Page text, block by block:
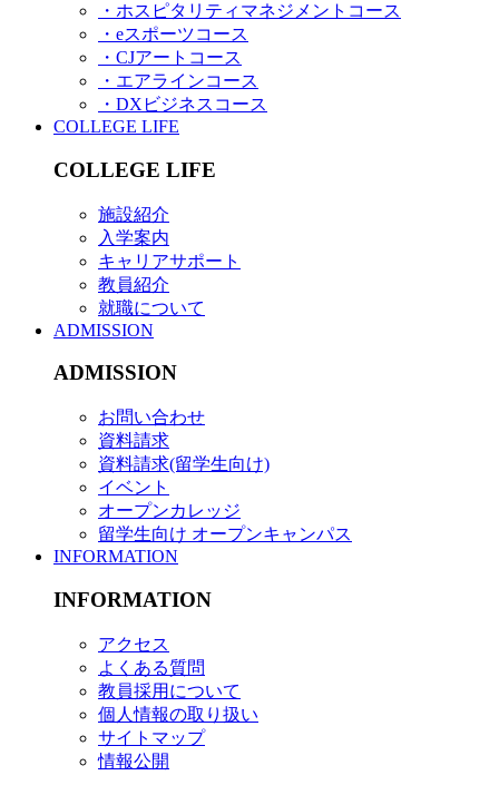
・ホスピタリティマネジメントコース
・eスポーツコース
・CJアートコース
・エアラインコース
・DXビジネスコース
COLLEGE LIFE
COLLEGE LIFE
施設紹介
入学案内
キャリアサポート
教員紹介
就職について
ADMISSION
ADMISSION
お問い合わせ
資料請求
資料請求(留学生向け)
イベント
オープンカレッジ
留学生向け オープンキャンパス
INFORMATION
INFORMATION
アクセス
よくある質問
教員採用について
個人情報の取り扱い
サイトマップ
情報公開